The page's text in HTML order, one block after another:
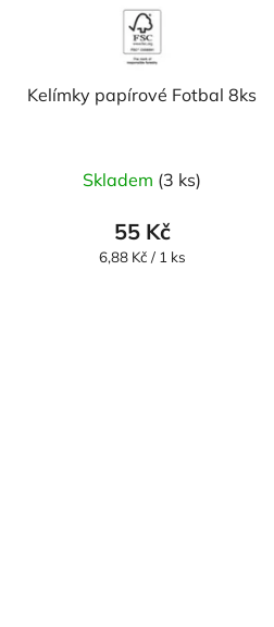
Kelímky papírové Fotbal 8ks
Skladem (3 ks)
55 Kč
Měrná
6,88 Kč / 1 ks